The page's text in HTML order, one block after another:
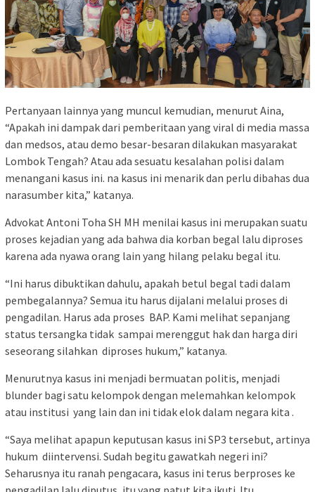
Pertanyaan lainnya yang muncul kemudian, menurut Aina,
“Apakah ini dampak dari pemberitaan yang viral di media massa
dan medsos, atau demo besar-besaran dilakukan masyarakat
Lombok Tengah? Atau ada sesuatu kesalahan polisi dalam
menangani kasus ini. na kasus ini menarik dan perlu dibahas dua
narasumber kita,” katanya.
Advokat Antoni Toha SH MH menilai kasus ini merupakan suatu
proses kejadian yang ada bahwa dia korban begal lalu diproses
karena ada nyawa orang lain yang hilang pelaku begal itu.
“Ini harus dibuktikan dahulu, apakah betul begal tadi dalam
pembegalannya? Semua itu harus dijalani melalui proses di
pengadilan. Harus ada proses BAP. Kami melihat sepanjang
status tersangka tidak sampai merenggut hak dan harga diri
seseorang silahkan diproses hukum,” katanya.
Menurutnya kasus ini menjadi bermuatan politis, menjadi
blunder bagi satu kelompok dengan melemahkan kelompok
atau institusi yang lain dan ini tidak elok dalam negara kita .
“Saya melihat apapun keputusan kasus ini SP3 tersebut, artinya
hukum diintervensi. Sudah begitu gawatkah negeri ini?
Seharusnya itu ranah pengacara, kasus ini terus berproses ke